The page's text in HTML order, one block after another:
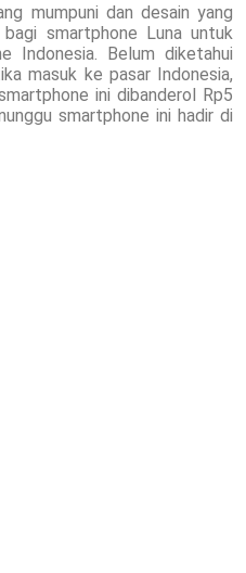
mumpuni dan desain yang
smartphone Luna untuk
Indonesia. Belum diketahui
masuk ke pasar Indonesia,
ini dibanderol Rp5
smartphone ini hadir di